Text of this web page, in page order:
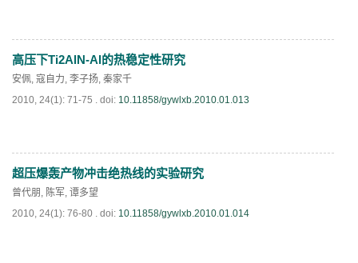
PDF( 1050)
高压下Ti2AlN-Al的热稳定性研究
安佩, 寇自力, 李子扬, 秦家千
2010, 24(1): 71-75 . doi: 10.11858/gywlxb.2010.01.013
PDF 799)
超压爆轰产物冲击绝热线的实验研究
曾代朋 , 陈军, 谭多望
2010, 24(1): 76-80 . doi: 10.11858/gywlxb.2010.01.014